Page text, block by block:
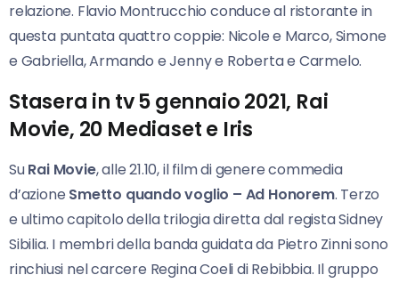
relazione. Flavio Montrucchio conduce al ristorante in
questa puntata quattro coppie: Nicole e Marco, Simone
e Gabriella, Armando e Jenny e Roberta e Carmelo.
Stasera in tv 5 gennaio 2021, Rai
Movie, 20 Mediaset e Iris
SuRai Movie, alle 21.10, il film di genere commedia
d’azione Smetto quando voglio – Ad Honorem. Terzo
e ultimo capitolo della trilogia diretta dal regista Sidney
Sibilia. I membri della banda guidata da Pietro Zinni sono
rinchiusi nel carcere Regina Coeli di Rebibbia. Il gruppo